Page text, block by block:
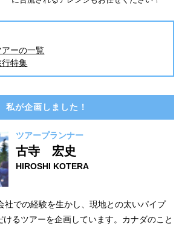
ーの一覧
特集
私が企画しました！
ツアープランナー
古寺 宏史
HIROSHI KOTERA
社での経験を生かし、現地との太いパイプ
けるツアーを企画しています。カナダのこと